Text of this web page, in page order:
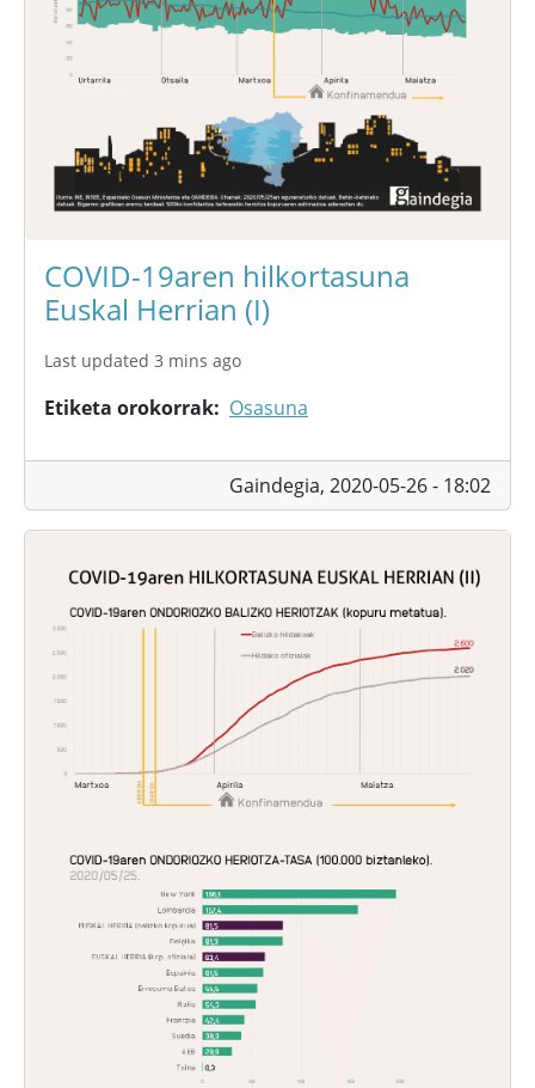
COVID-19aren hilkortasuna
Euskal Herrian (I)
Last updated 3 mins ago
Etiketa orokorrak Osasuna
Gaindegia, 2020-05-26 - 18:02